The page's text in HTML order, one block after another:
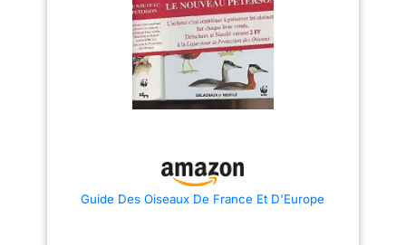
Guide Des Oiseaux De France Et D'Europe